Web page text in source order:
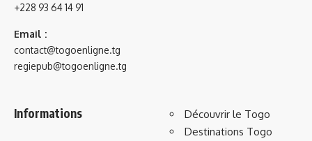
+228 93 64 14 91
Email :
contact@togoenligne.tg
regiepub@togoenligne.tg
Informations
Découvrir le Togo
Destinations Togo